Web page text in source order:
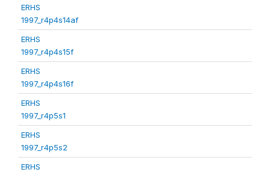
ERHS
1997_r4p4s14af
ERHS
1997_r4p4s15f
ERHS
1997_r4p4s16f
ERHS
1997_r4p5s1
ERHS
1997_r4p5s2
ERHS